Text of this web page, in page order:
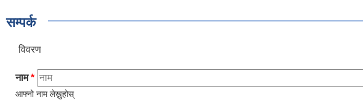
सम्पर्क
विवरण
नाम*
आफ्नो नाम लेख्नुहोस्